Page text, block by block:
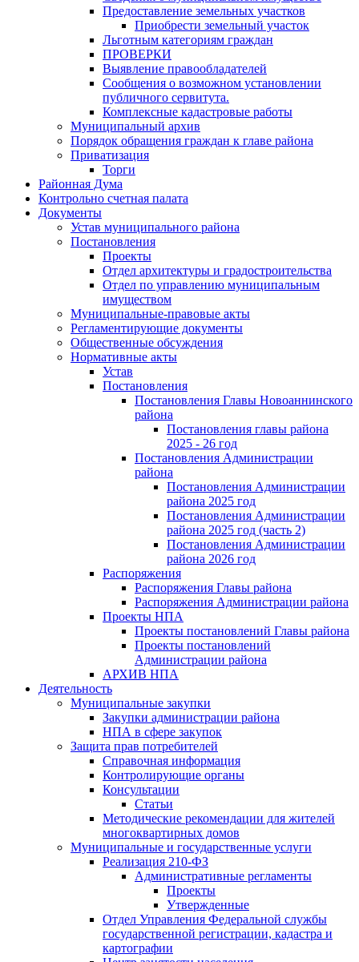
Предоставление земельных участков
Приобрести земельный участок
Льготным категориям граждан
ПРОВЕРКИ
Выявление правообладателей
Сообщения о возможном установлении
публичного сервитута.
Комплексные кадастровые работы
Муниципальный архив
Порядок обращения граждан к главе района
Приватизация
Торги
Районная Дума
Контрольно счетная палата
Документы
Устав муниципального района
Постановления
Проекты
Отдел архитектуры и градостроительства
Отдел по управлению муниципальным
имуществом
Муниципальные-правовые акты
Регламентирующие документы
Общественные обсуждения
Нормативные акты
Устав
Постановления
Постановления Главы Новоаннинского
района
Постановления главы района
2025 - 26 год
Постановления Администрации
района
Постановления Администрации
района 2025 год
Постановления Администрации
района 2025 год (часть 2)
Постановления Администрации
района 2026 год
Распоряжения
Распоряжения Главы района
Распоряжения Администрации района
Проекты НПА
Проекты постановлений Главы района
Проекты постановлений
Администрации района
АРХИВ НПА
Деятельность
Муниципальные закупки
Закупки администрации района
НПА в сфере закупок
Защита прав потребителей
Справочная информация
Контролирующие органы
Консультации
Статьи
Методические рекомендации для жителей
многоквартирных домов
Муниципальные и государственные услуги
Реализация 210-ФЗ
Административные регламенты
Проекты
Утвержденные
Отдел Управления Федеральной службы
государственной регистрации, кадастра и
картографии